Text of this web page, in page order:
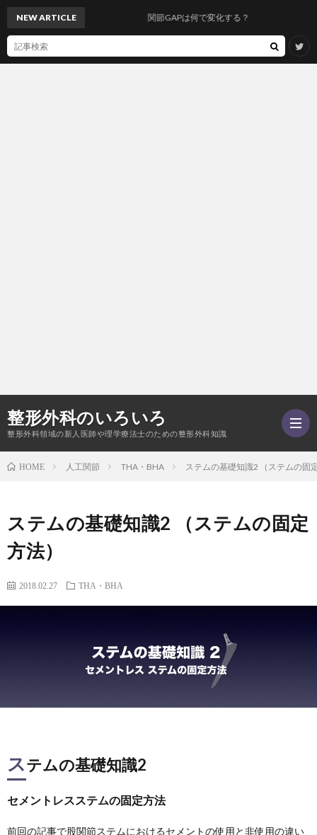
整形外科のいろいろ
整形外科領域の新人医師や理学療法士のための整形外科知識
NEW ARTICLE 関節GAPは何で変化する？
HOME 人工関節 THA・BHA ステムの基礎知識2 （ステムの固
ステムの基礎知識2 （ステムの固定
方法）
2018.02.27 THA・BHA
ステムの基礎知識2
セメントレスステムの固定方法
前回の記事で股関節ステムにおけるセメントの使用と非使用の違い